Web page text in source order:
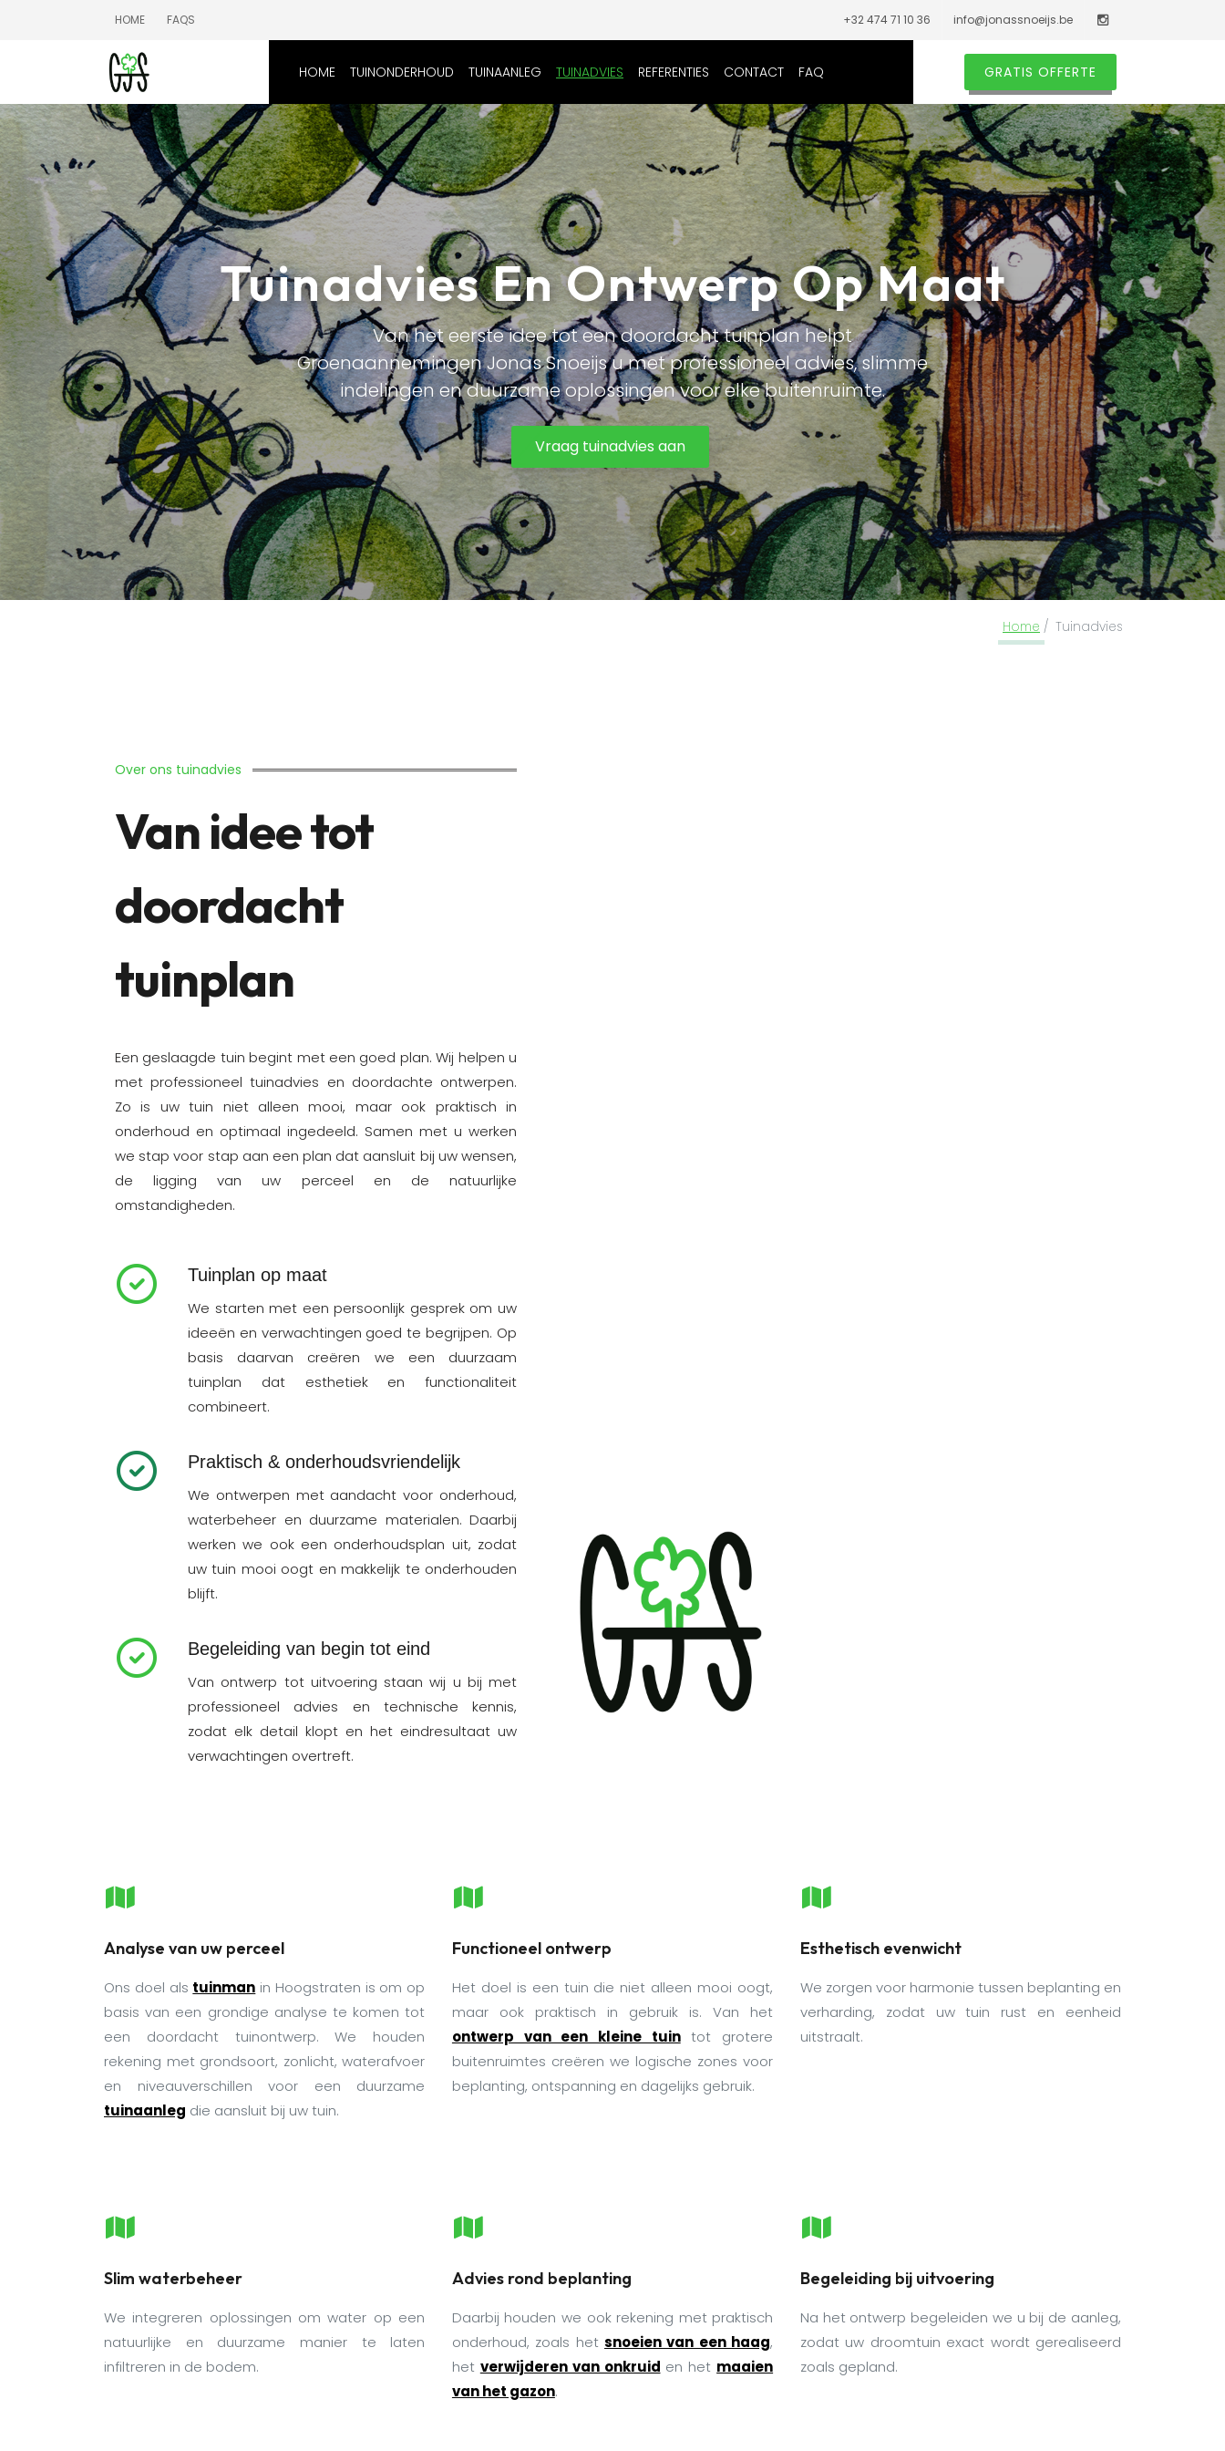
HOME FAQS +32 474 71 10 36 info@jonassnoeijs.be
GRATIS OFFERTE
HOME TUINONDERHOUD TUINAANLEG TUINADVIES REFERENTIES CONTACT FAQ
Tuinadvies En Ontwerp Op Maat
Van het eerste idee tot een doordacht tuinplan helpt
Groenaannemingen Jonas Snoeijs u met professioneel advies, slimme
indelingen en duurzame oplossingen voor elke buitenruimte.
Vraag tuinadvies aan
Home Tuinadvies
Over ons tuinadvies
Van idee tot
doordacht
tuinplan
Een geslaagde tuin begint met een goed plan. Wij helpen u
met professioneel tuinadvies en doordachte ontwerpen.
Zo is uw tuin niet alleen mooi, maar ook praktisch in
onderhoud en optimaal ingedeeld. Samen met u werken
we stap voor stap aan een plan dat aansluit bij uw wensen,
de ligging van uw perceel en de natuurlijke
omstandigheden.
Tuinplan op maat
We starten met een persoonlijk gesprek om uw
ideeën en verwachtingen goed te begrijpen. Op
basis daarvan creëren we een duurzaam
tuinplan dat esthetiek en functionaliteit
combineert.
Praktisch & onderhoudsvriendelijk
We ontwerpen met aandacht voor onderhoud,
waterbeheer en duurzame materialen. Daarbij
werken we ook een onderhoudsplan uit, zodat
uw tuin mooi oogt en makkelijk te onderhouden
blijft.
Begeleiding van begin tot eind
Van ontwerp tot uitvoering staan wij u bij met
professioneel advies en technische kennis,
zodat elk detail klopt en het eindresultaat uw
verwachtingen overtreft.
Analyse van uw perceel
Ons doel als tuinman in Hoogstraten is om op
basis van een grondige analyse te komen tot
een doordacht tuinontwerp. We houden
rekening met grondsoort, zonlicht, waterafvoer
en niveauverschillen voor een duurzame
tuinaanleg die aansluit bij uw tuin.
Functioneel ontwerp
Het doel is een tuin die niet alleen mooi oogt,
maar ook praktisch in gebruik is. Van het
ontwerp van een kleine tuintot grotere
buitenruimtes creëren we logische zones voor
beplanting, ontspanning en dagelijks gebruik.
Esthetisch evenwicht
We zorgen voor harmonie tussen beplanting en
verharding, zodat uw tuin rust en eenheid
uitstraalt.
Slim waterbeheer
We integreren oplossingen om water op een
natuurlijke en duurzame manier te laten
infiltreren in de bodem.
Advies rond beplanting
Daarbij houden we ook rekening met praktisch
onderhoud, zoals het snoeien van een haag,
het verwijderen van onkruid en het maaien
van het gazon.
Begeleiding bij uitvoering
Na het ontwerp begeleiden we u bij de aanleg,
zodat uw droomtuin exact wordt gerealiseerd
zoals gepland.